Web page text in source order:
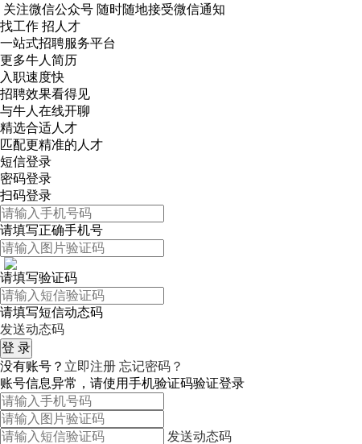
关注微信公众号 随时随地接受微信通知
找工作 招人才
一站式招聘服务平台
更多牛人简历
入职速度快
招聘效果看得见
与牛人在线开聊
精选合适人才
匹配更精准的人才
短信登录
密码登录
扫码登录
请填写正确手机号
请填写验证码
请填写短信动态码
发送动态码
没有账号？ 立即注册 忘记密码？
账号信息异常，请使用手机验证码验证登录
发送动态码